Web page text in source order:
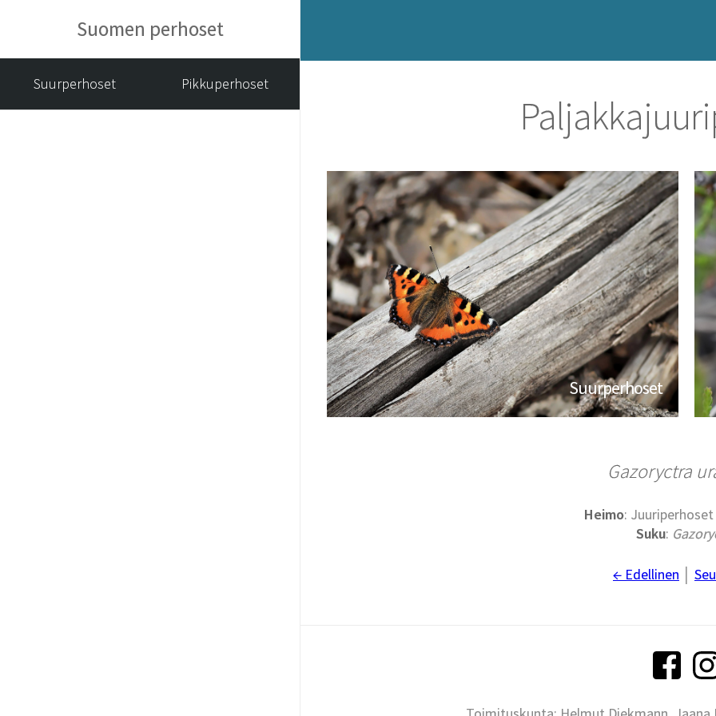
Suomen perhoset
Suurperhoset Pikkuperhoset
Suurperhoset
Gazoryctra
Heimo:
Suku:
← Edellinen